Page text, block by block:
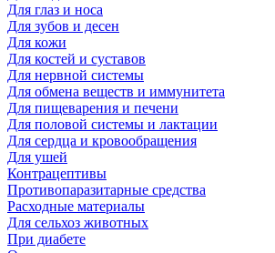
Для глаз и носа
Для зубов и десен
Для кожи
Для костей и суставов
Для нервной системы
Для обмена веществ и иммунитета
Для пищеварения и печени
Для половой системы и лактации
Для сердца и кровообращения
Для ушей
Контрацептивы
Противопаразитарные средства
Расходные материалы
Для сельхоз животных
При диабете